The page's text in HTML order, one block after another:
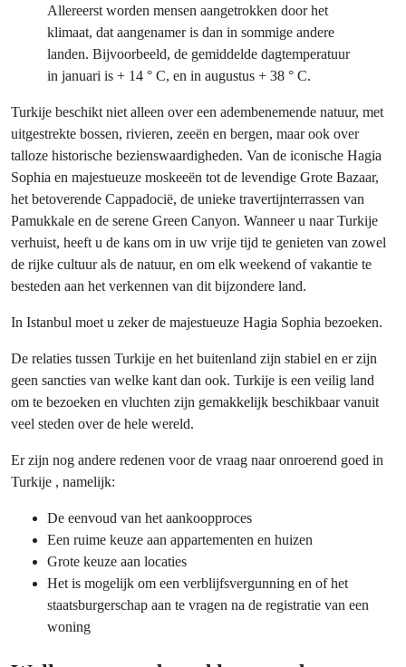
Allereerst worden mensen aangetrokken door het
klimaat, dat aangenamer is dan in sommige andere
landen. Bijvoorbeeld, de gemiddelde dagtemperatuur
in januari is + 14 ° C, en in augustus + 38 ° C.
Turkije beschikt niet alleen over een adembenemende natuur, met
uitgestrekte bossen, rivieren, zeeën en bergen, maar ook over
talloze historische bezienswaardigheden. Van de iconische Hagia
Sophia en majestueuze moskeeën tot de levendige Grote Bazaar,
het betoverende Cappadocië, de unieke travertijnterrassen van
Pamukkale en de serene Green Canyon. Wanneer u naar Turkije
verhuist, heeft u de kans om in uw vrije tijd te genieten van zowel
de rijke cultuur als de natuur, en om elk weekend of vakantie te
besteden aan het verkennen van dit bijzondere land.
In Istanbul moet u zeker de majestueuze Hagia Sophia bezoeken.
De relaties tussen Turkije en het buitenland zijn stabiel en er zijn
geen sancties van welke kant dan ook. Turkije is een veilig land
om te bezoeken en vluchten zijn gemakkelijk beschikbaar vanuit
veel steden over de hele wereld.
Er zijn nog andere redenen voor de vraag naar onroerend goed in
Turkije , namelijk:
De eenvoud van het aankoopproces
Een ruime keuze aan appartementen en huizen
Grote keuze aan locaties
Het is mogelijk om een ​​verblijfsvergunning en of het
staatsburgerschap aan te vragen na de registratie van een
woning